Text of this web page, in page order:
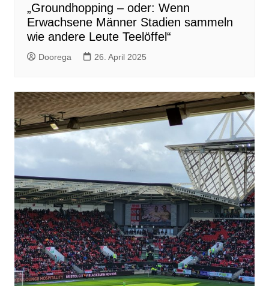
„Groundhopping – oder: Wenn
Erwachsene Männer Stadien sammeln
wie andere Leute Teelöffel“
Doorega 26. April 2025